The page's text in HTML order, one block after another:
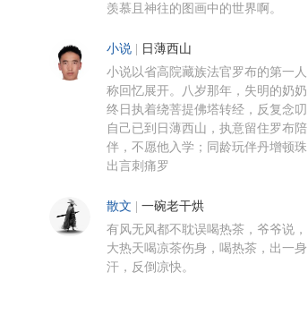
羡慕且神往的图画中的世界啊。
小说 日薄西山
小说以省高院藏族法官罗布的第一人
称回忆展开。八岁那年，失明的奶奶
终日执着绕菩提佛塔转经，反复念叨
自己已到日薄西山，执意留住罗布陪
伴，不愿他入学；同龄玩伴丹增顿珠
出言刺痛罗
散文 一碗老干烘
有风无风都不耽误喝热茶，爷爷说，
大热天喝凉茶伤身，喝热茶，出一身
汗，反倒凉快。